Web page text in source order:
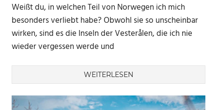
Weißt du, in welchen Teil von Norwegen ich mich
besonders verliebt habe? Obwohl sie so unscheinbar
wirken, sind es die Inseln der Vesterålen, die ich nie
wieder vergessen werde und
WEITERLESEN